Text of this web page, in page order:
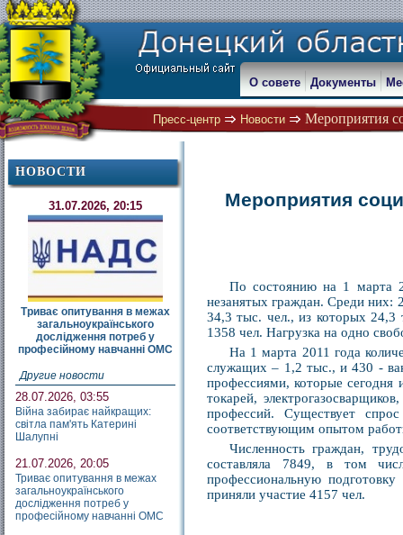
Пресс-центр Новости Мероприятия
О совете Документы
НОВОСТИ
31.07.2026, 20:15
Триває опитування в межах
загальноукраїнського
дослідження потреб у
професійному навчанні ОМС
Другие новости
28.07.2026, 03:55
Війна забирає найкращих:
світла пам'ять Катерині
Шалупні
21.07.2026, 20:05
Триває опитування в межах
загальноукраїнського
дослідження потреб у
професійному навчанні ОМС
Мероприятия
По состоянию на 1 марта
незанятых граждан. Среди них:
34,3 тыс. чел., из которых 24,3
1358 чел. Нагрузка на одно
На 1 марта 2011 года
служащих – 1,2 тыс., и 430 -
профессиями, которые сегодня
токарей,
профессий. Существует
соответствующим опытом
Численность граждан,
составляла 7849, в том
профессиональную
приняли участие 4157 чел.